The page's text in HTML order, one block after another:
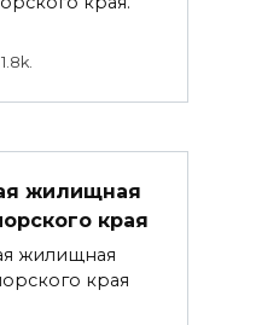
1.8k.
жилищная
края
жилищная
края